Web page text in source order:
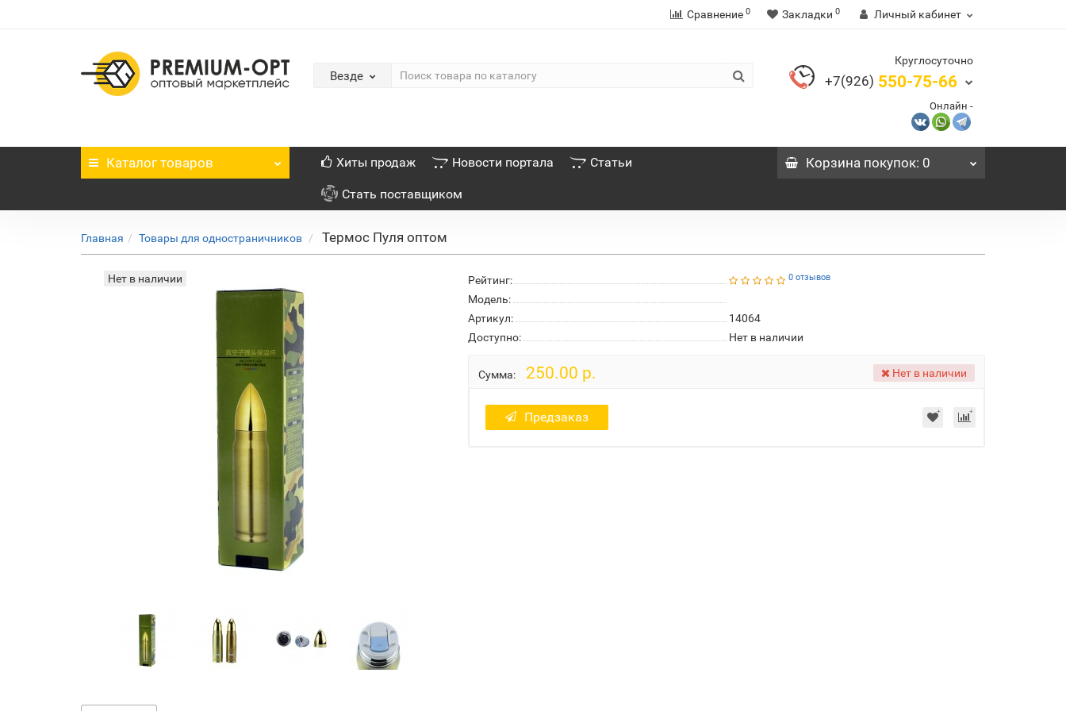
Сравнение 0 Закладки 0 Личный кабинет
Везде
Круглосуточно
+7(926) 550-75-66
Онлайн -
Каталог товаров Хиты продаж Новости портала Статьи
Стать поставщиком
Корзинапокупок: 0
Главная Товары для одностраничников Термос Пуля оптом
Нет в наличии Рейтинг: 0 отзывов
Модель:
Артикул:
14064
Доступно:
Нет в наличии
Сумма: 250.00 р. Нет в наличии
Предзаказ